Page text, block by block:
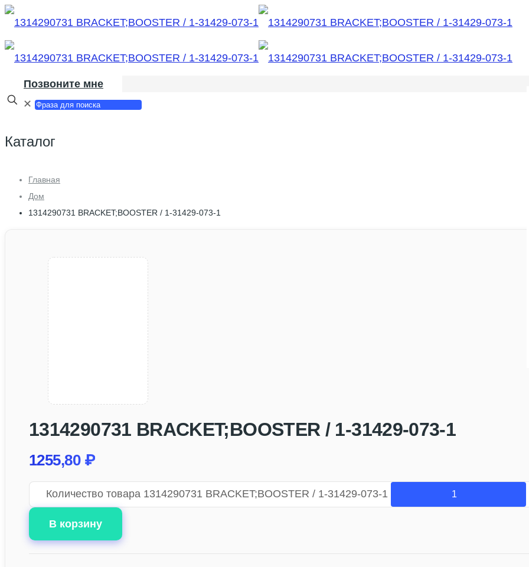
Позвоните мне
✕
Каталог
Главная
Дом
1314290731 BRACKET;BOOSTER / 1-31429-073-1
1314290731 BRACKET;BOOSTER / 1-31429-073-1
1255,80 ₽
Количество товара 1314290731 BRACKET;BOOSTER / 1-31429-073-1
В корзину